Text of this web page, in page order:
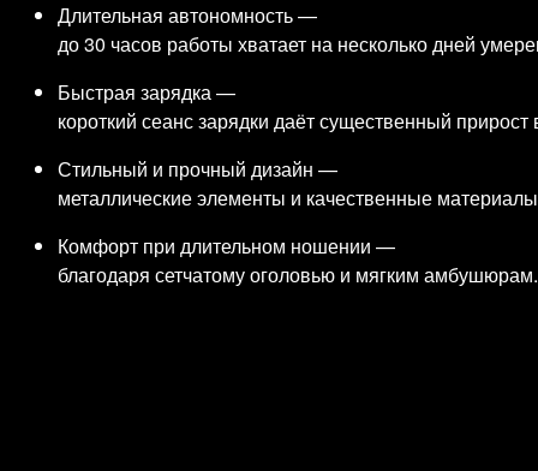
Длительная автономность —
до 30 часов работы хватает на несколько дней
Быстрая зарядка —
короткий сеанс зарядки даёт существенный
Стильный и прочный дизайн —
металлические элементы и качественные
Комфорт при длительном ношении —
благодаря сетчатому оголовью и мягким амбушюрам.